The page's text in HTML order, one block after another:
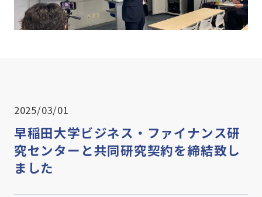
2025/03/01
早稲田大学ビジネス・ファイナンス研
究センターと共同研究契約を締結致し
ました